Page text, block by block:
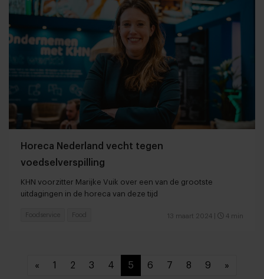
Horeca Nederland vecht tegen
voedselverspilling
KHN voorzitter Marijke Vuik over een van de grootste
uitdagingen in de horeca van deze tijd
13 maart 2024 4 min
Foodservice Food
« 1 2 3 4 5 6 7 8 9 »